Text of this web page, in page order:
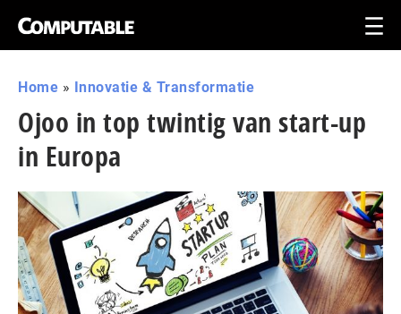
Home » Innovatie & Transformatie
Ojoo in top twintig van start-up
in Europa